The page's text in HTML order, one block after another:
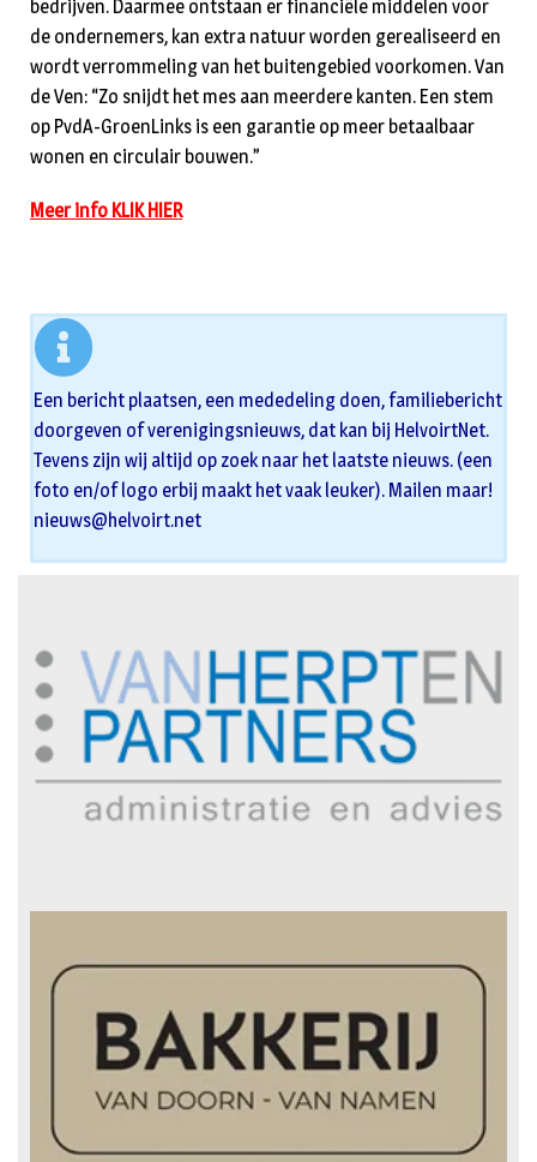
bedrijven. Daarmee ontstaan er financiële middelen voor
de ondernemers, kan extra natuur worden gerealiseerd en
wordt verrommeling van het buitengebied voorkomen. Van
de Ven: “Zo snijdt het mes aan meerdere kanten. Een stem
op PvdA-GroenLinks is een garantie op meer betaalbaar
wonen en circulair bouwen.”
Meer info KLIK HIER
Een bericht plaatsen, een mededeling doen, familiebericht
doorgeven of verenigingsnieuws, dat kan bij HelvoirtNet.
Tevens zijn wij altijd op zoek naar het laatste nieuws. (een
foto en/of logo erbij maakt het vaak leuker). Mailen maar!
nieuws@helvoirt.net